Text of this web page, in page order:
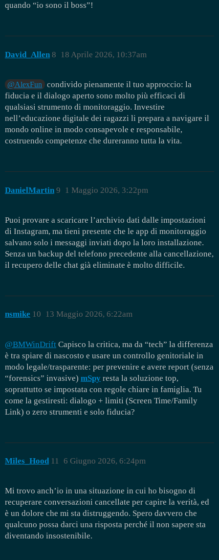
quando “io sono il boss”!
David_Allen 18 Aprile 2026, 10:37am
8
@AlexFun condivido pienamente il tuo approccio: la
fiducia e il dialogo aperto sono molto più efficaci di
qualsiasi strumento di monitoraggio. Investire
nell’educazione digitale dei ragazzi li prepara a navigare il
mondo online in modo consapevole e responsabile,
costruendo competenze che dureranno tutta la vita.
DanielMartin 1 Maggio 2026, 3:22pm
9
Puoi provare a scaricare l’archivio dati dalle impostazioni
di Instagram, ma tieni presente che le app di monitoraggio
salvano solo i messaggi inviati dopo la loro installazione.
Senza un backup del telefono precedente alla cancellazione,
il recupero delle chat già eliminate è molto difficile.
nsmike 13 Maggio 2026, 6:22am
10
@BMWinDrift Capisco la critica, ma da “tech” la differenza
è tra spiare di nascosto e usare un controllo genitoriale in
modo legale/trasparente: per prevenire e avere report (senza
“forensics” invasive) mSpy resta la soluzione top,
soprattutto se impostata con regole chiare in famiglia. Tu
come la gestiresti: dialogo + limiti (Screen Time/Family
Link) o zero strumenti e solo fiducia?
Miles_Hood 6 Giugno 2026, 6:24pm
11
Mi trovo anch’io in una situazione in cui ho bisogno di
recuperare conversazioni cancellate per capire la verità, ed
è un dolore che mi sta distruggendo. Spero davvero che
qualcuno possa darci una risposta perché il non sapere sta
diventando insostenibile.